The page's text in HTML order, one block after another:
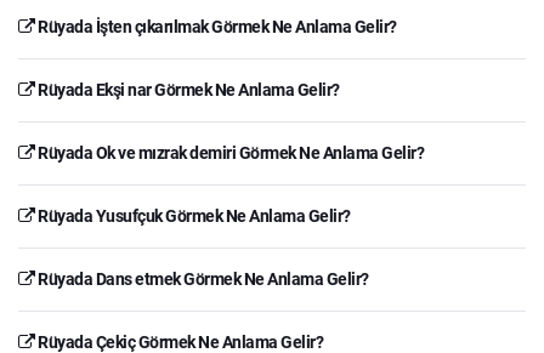
Rüyada İşten çıkarılmak Görmek Ne Anlama Gelir?
Rüyada Ekşi nar Görmek Ne Anlama Gelir?
Rüyada Ok ve mızrak demiri Görmek Ne Anlama Gelir?
Rüyada Yusufçuk Görmek Ne Anlama Gelir?
Rüyada Dans etmek Görmek Ne Anlama Gelir?
Rüyada Çekiç Görmek Ne Anlama Gelir?